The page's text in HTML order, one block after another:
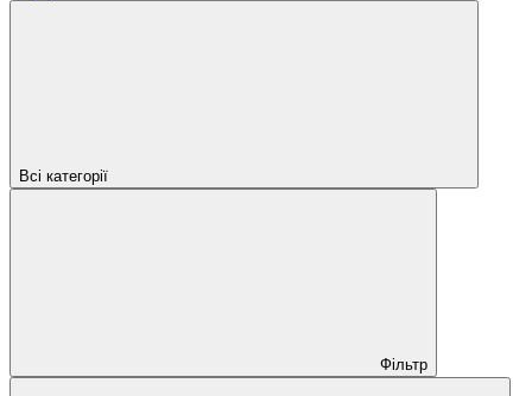
Всі категорії
Фільтр